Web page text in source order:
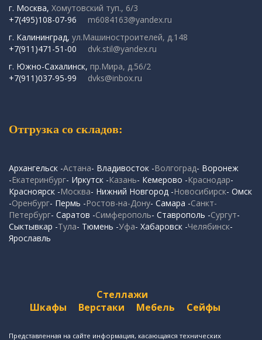
г. Москва, Хомутовский туп., 6/3
+7(495)108-07-96
m6084163@yandex.ru
г. Калининград, ул.Машиностроителей, д.148
+7(911)471-51-00
dvk.stil@yandex.ru
г. Южно-Сахалинск, пр.Мира, д.56/2
+7(911)037-95-99
dvks@inbox.ru
Отгрузка со складов:
Архангельск -Астана- Владивосток -Волгоград- Воронеж
-Екатеринбург- Иркутск -Казань- Кемерово -Краснодар-
Красноярск -Москва- Нижний Новгород -Новосибирск- Омск
-Оренбург- Пермь -Ростов-на-Дону- Самара -Санкт-
Петербург- Саратов -Симферополь- Ставрополь -Сургут-
Сыктывкар -Тула- Тюмень -Уфа- Хабаровск -Челябинск-
Ярославль
Стеллажи
Шкафы
Верстаки Мебель Сейфы
Представленная на сайте информация, касающаяся технических